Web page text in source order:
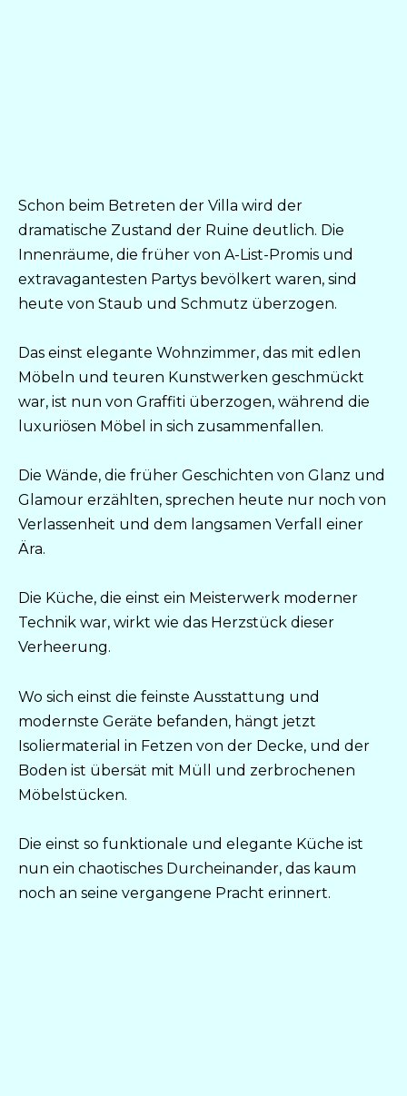
Schon beim Betreten der Villa wird der
dramatische Zustand der Ruine deutlich. Die
Innenräume, die früher von A-List-Promis und
extravagantesten Partys bevölkert waren, sind
heute von Staub und Schmutz überzogen.
Das einst elegante Wohnzimmer, das mit edlen
Möbeln und teuren Kunstwerken geschmückt
war, ist nun von Graffiti überzogen, während die
luxuriösen Möbel in sich zusammenfallen.
Die Wände, die früher Geschichten von Glanz und
Glamour erzählten, sprechen heute nur noch von
Verlassenheit und dem langsamen Verfall einer
Ära.
Die Küche, die einst ein Meisterwerk moderner
Technik war, wirkt wie das Herzstück dieser
Verheerung.
Wo sich einst die feinste Ausstattung und
modernste Geräte befanden, hängt jetzt
Isoliermaterial in Fetzen von der Decke, und der
Boden ist übersät mit Müll und zerbrochenen
Möbelstücken.
Die einst so funktionale und elegante Küche ist
nun ein chaotisches Durcheinander, das kaum
noch an seine vergangene Pracht erinnert.